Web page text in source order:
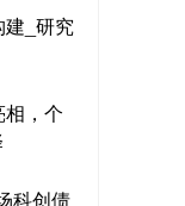
建_研究
，个
科创债